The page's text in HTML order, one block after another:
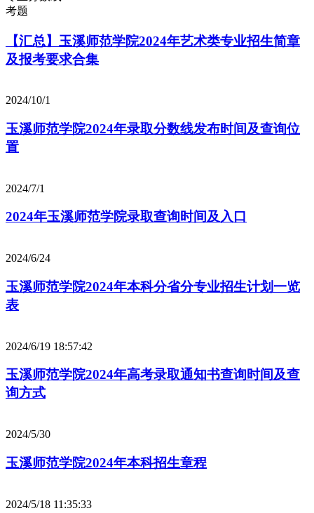
考题
【汇总】玉溪师范学院2024年艺术类专业招生简章
及报考要求合集
2024/10/1
玉溪师范学院2024年录取分数线发布时间及查询位
置
2024/7/1
2024年玉溪师范学院录取查询时间及入口
2024/6/24
玉溪师范学院2024年本科分省分专业招生计划一览
表
2024/6/19 18:57:42
玉溪师范学院2024年高考录取通知书查询时间及查
询方式
2024/5/30
玉溪师范学院2024年本科招生章程
2024/5/18 11:35:33